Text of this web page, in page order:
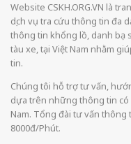
Website CSKH.ORG.VN là
dịch vụ tra cứu thông tin đa
thông tin khổng lồ, danh bạ
tàu xe, tại Việt Nam nhằm
tin.
Chúng tôi hỗ trợ tư vấn,
dựa trên những thông tin
Nam. Tổng đài tư vấn thông
8000đ/Phút.